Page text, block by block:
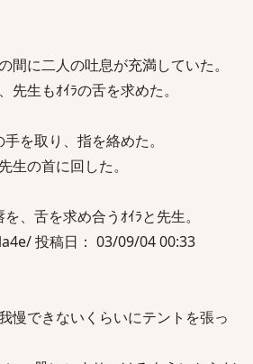
間に二人の吐息が充満していた。
先生もｵｲﾗの舌を求めた。
を取り、指を絡めた。
生の首に回した。
、舌を求め合うｵｲﾗと先生。
投稿日： 03/09/04 00:33
慢できないくらいにテントを張っ